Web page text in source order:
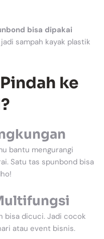
bisa dipakai
sampah kayak plastik
ke
bantu mengurangi
Satu tas spunbond bisa
bisa dicuci. Jadi cocok
atau event bisnis.